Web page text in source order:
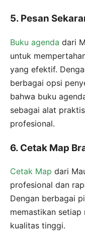
5. Pesan
Buku agenda dari
untuk
yang efektif.
berbagai opsi
bahwa buku
sebagai alat
profesional.
6. Cetak Map
Cetak Map dari
profesional dan
Dengan berbagai
memastikan setiap
kualitas tinggi.